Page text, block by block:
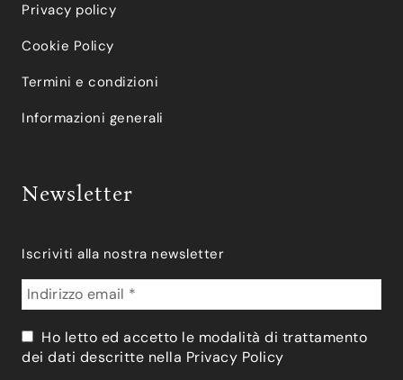
Privacy policy
Cookie Policy
Termini e condizioni
Informazioni generali
Newsletter
Iscriviti alla nostra newsletter
Ho letto ed accetto le modalità di trattamento
dei dati descritte nella Privacy Policy